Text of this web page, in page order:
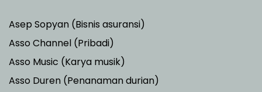
Asep Sopyan (Bisnis asuransi)
Asso Channel (Pribadi)
Asso Music (Karya musik)
Asso Duren (Penanaman durian)